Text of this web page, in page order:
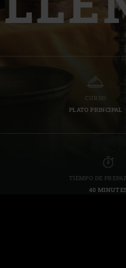
CURSO
PLATO PRINCIPAL
TIEMPO DE
40